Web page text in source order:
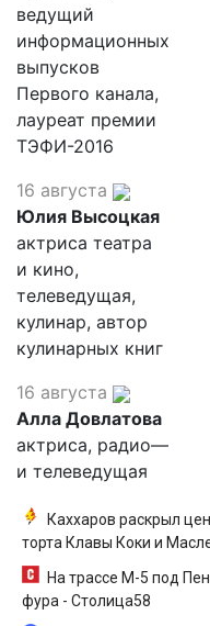
ведущий
информационных
выпусков
Первого канала,
лауреат премии
ТЭФИ-2016
16 августа
Юлия Высоцкая
актриса театра
и кино,
телеведущая,
кулинар, автор
кулинарных книг
16 августа
Алла Довлатова
актриса, радио—
и телеведущая
Каххаров раскрыл
торта Клавы Коки и
На трассе М-5 под
фура - Столица58